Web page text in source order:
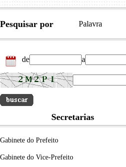
Pesquisar por Palavra
de a
Secretarias
Gabinete do Prefeito
Gabinete do Vice-Prefeito